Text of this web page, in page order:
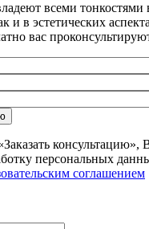
всеми тонкостями
и в эстетических
вас
консультацию»,
персональных
соглашением